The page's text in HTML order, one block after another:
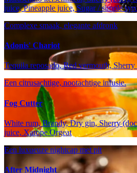
juice, Pineapple juice, Sugar / simple
Complexe smaak, elegante afdronk
Adonis' Chariot
Tequila reposado, Red vermouth,
Een citrusachtige, nootachtige infusie.
Fog Cutter
White rum, Brandy, Dry gin, Sherry
juice, Xarope Orgeat
Een luxueuze nightcap met pit
After Midnight